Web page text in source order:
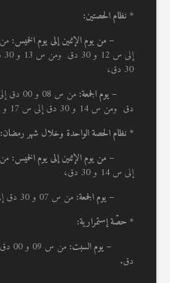
* نظام الحصتين:
– من يوم الإثنين إلى يوم الخميس:
30 دق،
– يوم الجمعة:
دق ومن س 14 و 30 دق إلى س 17 و 30 دق،
* نظام الحصة الواحدة وخلال شهر رمضان:
– من يوم الإثنين إلى يوم الخميس:
إلى س 14 و 30 دق،
– يوم الجمعة: من س 07 و 30 دق إلى س 13 و 00،
* حصّة إستمرارية:
– يوم السبت:
دق.